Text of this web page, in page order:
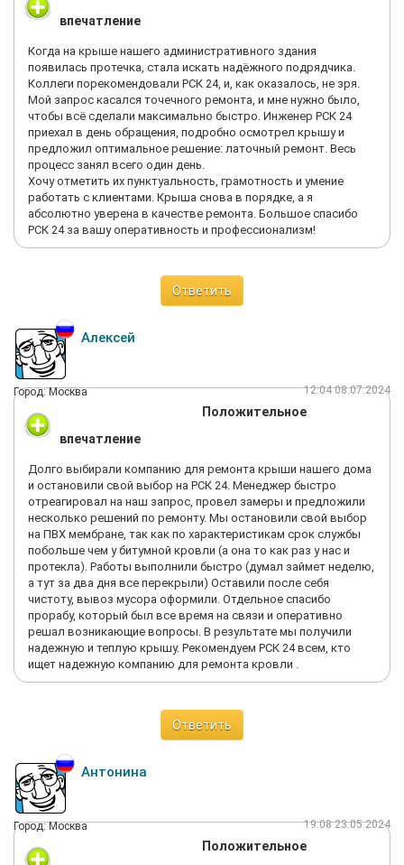
впечатление
Когда на крыше нашего административного здания
появилась протечка, стала искать надёжного подрядчика.
Коллеги порекомендовали РСК 24, и, как оказалось, не зря.
Мой запрос касался точечного ремонта, и мне нужно было,
чтобы всё сделали максимально быстро. Инженер РСК 24
приехал в день обращения, подробно осмотрел крышу и
предложил оптимальное решение: латочный ремонт. Весь
процесс занял всего один день.
Хочу отметить их пунктуальность, грамотность и умение
работать с клиентами. Крыша снова в порядке, а я
абсолютно уверена в качестве ремонта. Большое спасибо
РСК 24 за вашу оперативность и профессионализм!
Ответить
Алексей
Город: Москва 12:04 08.07.2024
Положительное
впечатление
Долго выбирали компанию для ремонта крыши нашего дома
и остановили свой выбор на РСК 24. Менеджер быстро
отреагировал на наш запрос, провел замеры и предложили
несколько решений по ремонту. Мы остановили свой выбор
на ПВХ мембране, так как по характеристикам срок службы
побольше чем у битумной кровли (а она то как раз у нас и
протекла). Работы выполнили быстро (думал займет неделю,
а тут за два дня все перекрыли) Оставили после себя
чистоту, вывоз мусора оформили. Отдельное спасибо
прорабу, который был все время на связи и оперативно
решал возникающие вопросы. В результате мы получили
надежную и теплую крышу. Рекомендуем РСК 24 всем, кто
ищет надежную компанию для ремонта кровли .
Ответить
Антонина
Город: Москва 19:08 23.05.2024
Положительное